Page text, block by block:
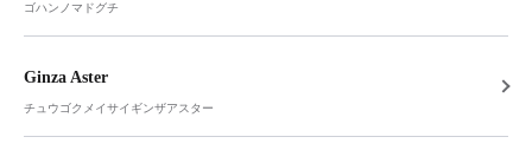
ゴハンノマドグチ
Ginza Aster
チュウゴクメイサイギンザアスター